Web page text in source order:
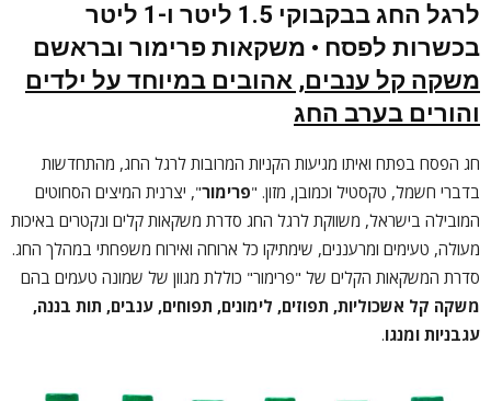
לרגל החג בבקבוקי 1.5 ליטר ו-1 ליטר
בכשרות לפסח • משקאות פרימור ובראשם
משקה קל ענבים, אהובים במיוחד על ילדים
והורים בערב החג
חג הפסח בפתח ואיתו מגיעות הקניות המרובות לרגל החג, מהתחדשות
בדברי חשמל, טקסטיל וכמובן, מזון. "פרימור", יצרנית המיצים הסחוטים
המובילה בישראל, משווקת לרגל החג סדרת משקאות קלים ונקטרים באיכות
מעולה, טעימים ומרעננים, שימתיקו כל ארוחה ואירוח משפחתי במהלך החג.
סדרת המשקאות הקלים של "פרימור" כוללת מגוון של שמונה טעמים בהם
משקה קל אשכוליות, תפוזים, לימונים, תפוחים, ענבים, תות בננה,
עגבניות ומנגו.